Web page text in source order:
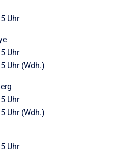
Uhr
Uhr
Uhr (Wdh.)
Uhr
Uhr (Wdh.)
Uhr